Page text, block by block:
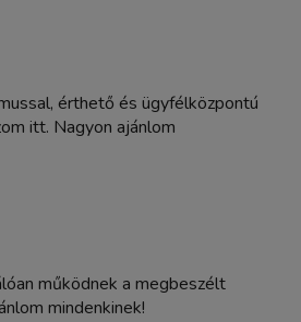
érthető és ügyfélközpontú
itt. Nagyon ajánlom
működnek a megbeszélt
mindenkinek!